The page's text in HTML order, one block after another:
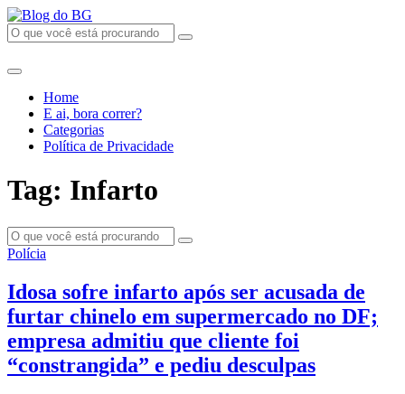
Home
E ai, bora correr?
Categorias
Política de Privacidade
Tag: Infarto
Polícia
Idosa sofre infarto após ser acusada de
furtar chinelo em supermercado no DF;
empresa admitiu que cliente foi
“constrangida” e pediu desculpas